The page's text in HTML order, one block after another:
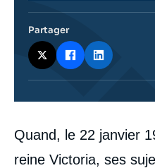
Corps
analyses
Quand, le 22 janvier
reine Victoria, ses
Partager